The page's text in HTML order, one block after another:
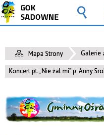
Mapa Strony Galerie
Koncert pt. „Nie żal mi” p. Anny